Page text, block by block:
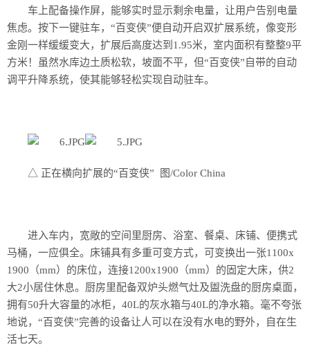
车上配备操作屏，能够实时显示剩余电量，让用户告别电量
焦虑。按下一键驻车，“百变侠”便自动开启双扩展系统，像变形
金刚一样缓缓变大，扩展后高度达到1.95米，室内面积有整整9平
方米！虽然水库边土质松软，坡面不平，但“百变侠”自带的自动
调平升降系统，使其能够轻松实现自动驻车。
△ 正在横向扩展的“百变侠” 图/Color China
进入车内，宽敞的空间里厨房、浴室、餐桌、床铺、便携式
马桶，一应俱全。床铺具有多重可变方式，可变换出一张1100x
1900（mm）的床位，连接1200x1900（mm）的固定大床，供2
大2小居住休息。厨房里配备双炉头燃气灶及盥洗盘的厨房桌面，
拥有50升大容量的冰柜，40L的灰水箱与40L的净水箱。毫不夸张
地说，“百变侠”完善的设备让人可以在没有水电的野外，自在生
活七天。